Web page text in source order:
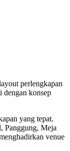
perlengkapan
dengan konsep
yang tepat.
Panggung, Meja
venue